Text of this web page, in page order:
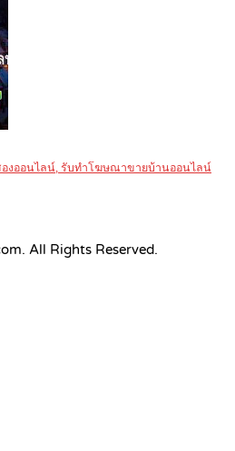
งออนไลน์, รับทำโฆษณาขายบ้านออนไลน์
All Rights Reserved.